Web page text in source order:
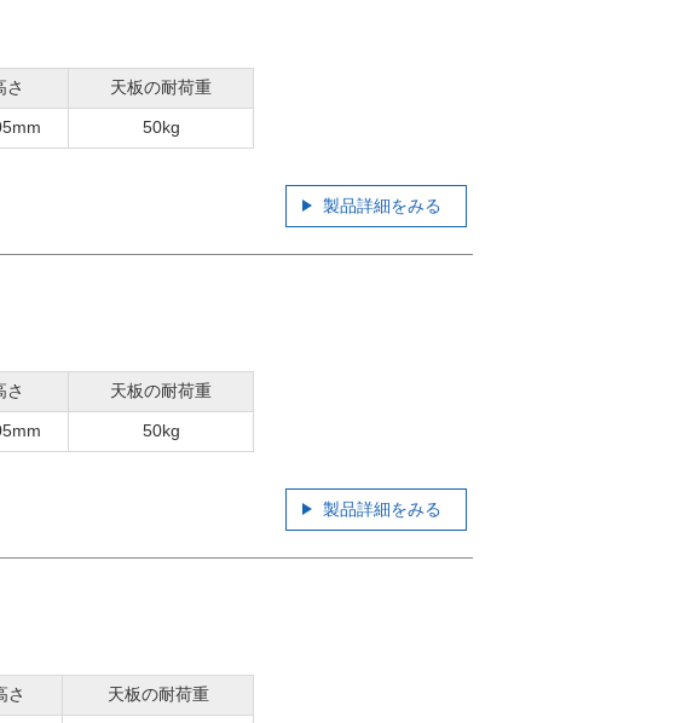
さ 天板の耐荷重
50kg
製品詳細をみる
さ 天板の耐荷重
50kg
製品詳細をみる
さ 天板の耐荷重